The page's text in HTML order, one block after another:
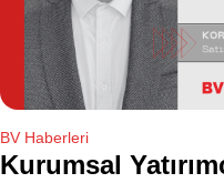
BV Haberleri
Kurumsal